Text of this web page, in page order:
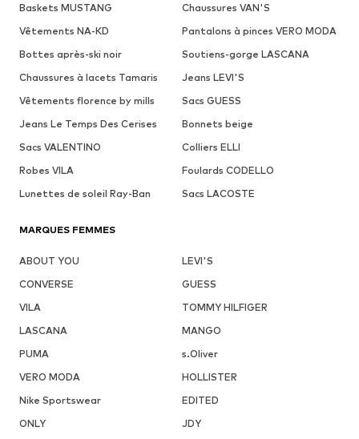
Baskets MUSTANG
Chaussures VAN'S
Vêtements NA-KD
Pantalons à pinces VERO MODA
Bottes après-ski noir
Soutiens-gorge LASCANA
Chaussures à lacets Tamaris
Jeans LEVI'S
Vêtements florence by mills
Sacs GUESS
Jeans Le Temps Des Cerises
Bonnets beige
Sacs VALENTINO
Colliers ELLI
Robes VILA
Foulards CODELLO
Lunettes de soleil Ray-Ban
Sacs LACOSTE
MARQUES FEMMES
ABOUT YOU
LEVI'S
CONVERSE
GUESS
VILA
TOMMY HILFIGER
LASCANA
MANGO
PUMA
s.Oliver
VERO MODA
HOLLISTER
Nike Sportswear
EDITED
ONLY
JDY